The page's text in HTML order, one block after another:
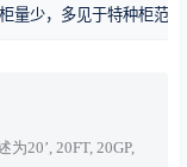
量少，多见于特种柜范
20’, 20FT, 20GP,